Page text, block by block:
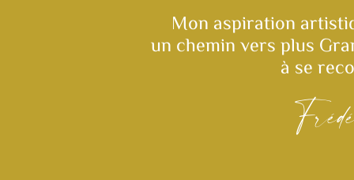
Mon aspiration
un chemin vers plus
à se